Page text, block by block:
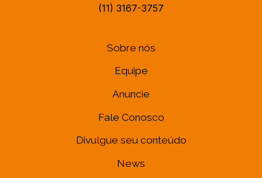
(11) 3167-3757
Sobre nós
Equipe
Anuncie
Fale Conosco
Divulgue seu conteúdo
News